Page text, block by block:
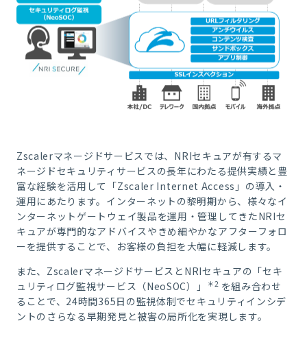
Zscalerマネージドサービスでは、NRIセキュアが有するマ
ネージドセキュリティサービスの長年にわたる提供実績と豊
富な経験を活用して「Zscaler Internet Access」の導入・
運用にあたります。インターネットの黎明期から、様々なイ
ンターネットゲートウェイ製品を運用・管理してきたNRIセ
キュアが専門的なアドバイスやきめ細やかなアフターフォロ
ーを提供することで、お客様の負担を大幅に軽減します。
また、ZscalerマネージドサービスとNRIセキュアの「セキ
ュリティログ監視サービス（NeoSOC）」
＊2 を組み合わせ
ることで、24時間365日の監視体制でセキュリティインシデ
ントのさらなる早期発見と被害の局所化を実現します。